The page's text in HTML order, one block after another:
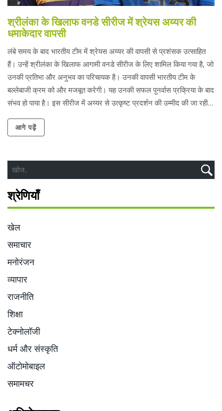
श्रीलंका के खिलाफ वनडे सीरीज में श्रेयस अय्यर की
धमाकेदार वापसी
लंबे समय के बाद भारतीय टीम में श्रेयस अय्यर की वापसी से प्रशंसक उत्साहित
हैं। उन्हें श्रीलंका के खिलाफ आगामी वनडे सीरीज के लिए शामिल किया गया है, जो
उनकी प्रतिभा और अनुभव का परिचायक है। उनकी वापसी भारतीय टीम के
बल्लेबाजी क्रम को और मजबूत करेगी। यह उनकी सफल पुनर्वास प्रक्रिया के बाद
संभव हो पाया है। इस सीरीज में अय्यर से उत्कृष्ट प्रदर्शन की उम्मीद की जा रही
आगे पढ़ें
श्रेणियाँ
खेल
समाचार
मनोरंजन
व्यापार
राजनीति
शिक्षा
टेक्नोलॉजी
धर्म और संस्कृति
ऑटोमोबाइल
समामचर